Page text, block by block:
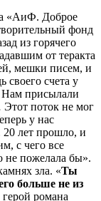
«АиФ. Доброе
фонд
из горячего
от теракта
мешки писем, и
счета у
Нам присылали
поток не мог
у нас
20 лет прошло, и
с чего все
не пожелала бы».
зла. «Ты
больше не из
романа